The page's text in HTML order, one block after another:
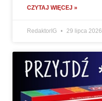
CZYTAJ WIĘCEJ »
RedaktorIG 29 lipca 2026